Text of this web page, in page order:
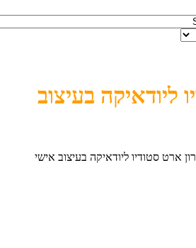
ליודאיקה בעיצוב
רון ארט סטודיו ליודאיקה בעיצוב אישי